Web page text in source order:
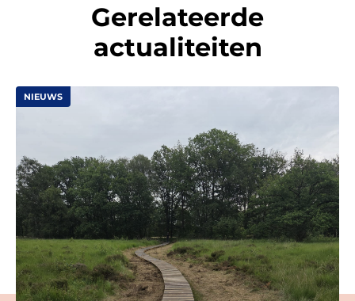
Gerelateerde
actualiteiten
NIEUWS